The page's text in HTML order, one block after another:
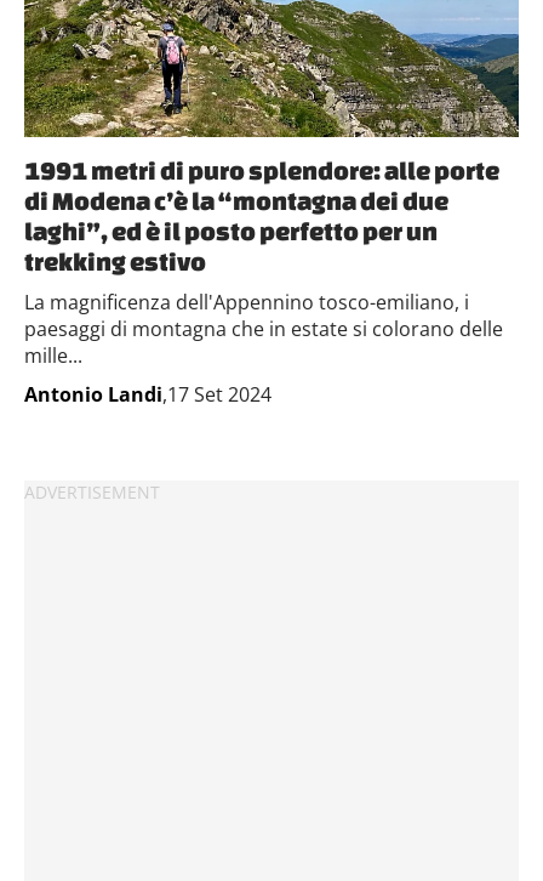
1991 metri di puro splendore: alle porte
di Modena c’è la “montagna dei due
laghi”, ed è il posto perfetto per un
trekking estivo
La magnificenza dell'Appennino tosco-emiliano, i
paesaggi di montagna che in estate si colorano delle
mille...
Antonio Landi,17 Set 2024